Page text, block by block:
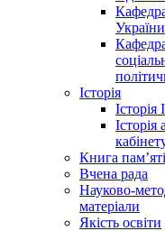
Кафедра
України
Історія
Історія
Історія
Книга памʼяті
Вчена рада
Науково-
матеріали
Якість освіти